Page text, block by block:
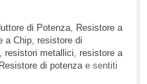
di Potenza
Resistore a
a Chip resistore di
resistori metallici resistore a
Resistore di potenza e sentiti